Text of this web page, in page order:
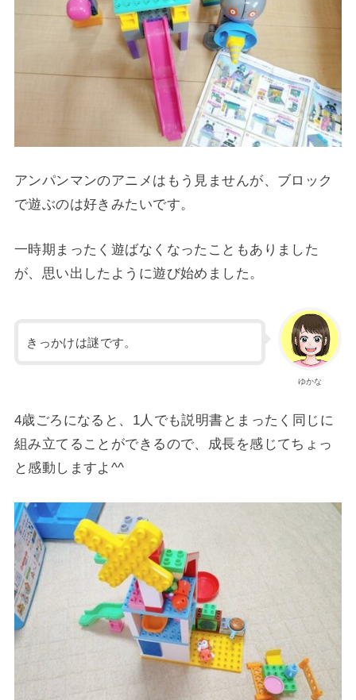
アンパンマンのアニメはもう見ませんが、ブロック
で遊ぶのは好きみたいです。
一時期まったく遊ばなくなったこともありました
が、思い出したように遊び始めました。
ゆかな
きっかけは謎です。
4歳ごろになると、1人でも説明書とまったく同じに
組み立てることができるので、成長を感じてちょっ
と感動しますよ^^